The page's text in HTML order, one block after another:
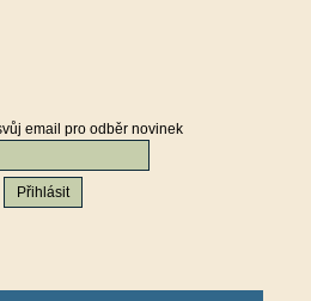
email pro odběr novinek